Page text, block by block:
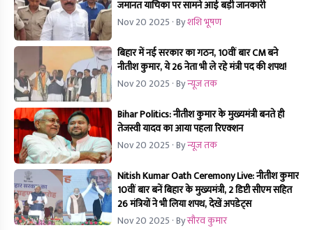
जमानत याचिका पर सामने आई बड़ी जानकारी
Nov 20 2025 · Byशशि भूषण
बिहार में नई सरकार का गठन, 10वीं बार CM बने
नीतीश कुमार, ये 26 नेता भी ले रहे मंत्री पद की शपथ!
Nov 20 2025 · Byन्यूज तक
Bihar Politics: नीतीश कुमार के मुख्यमंत्री बनते ही
तेजस्वी यादव का आया पहला रिएक्शन
Nov 20 2025 · Byन्यूज तक
Nitish Kumar Oath Ceremony Live: नीतीश कुमार
10वीं बार बनें बिहार के मुख्यमंत्री, 2 डिप्टी सीएम सहित
26 मंत्रियों ने भी लिया शपथ, देखें अपडेट्स
Nov 20 2025 · Byसौरव कुमार